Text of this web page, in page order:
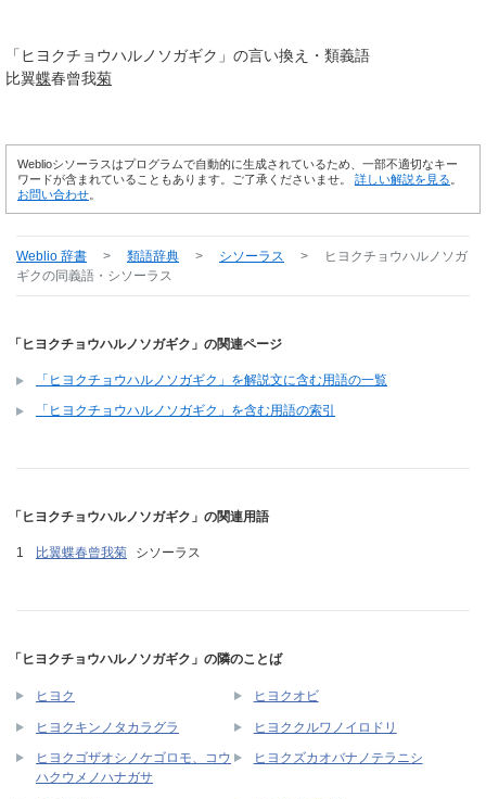
「 ヒヨクチョウハルノソガギク 」の言い換え・類義語
比翼蝶春曾我菊
Weblioシソーラスはプログラムで自動的に生成されているため、一部不適切なキー
ワードが含まれていることもあります。ご了承くださいませ。 詳しい解説を見る
お問い合わせ
Weblio 辞書 > 類語辞典 > シソーラス >
ヒヨクチョウハルノソガ
ギクの同義語・シソーラス
「ヒヨクチョウハルノソガギク」の関連ページ
「ヒヨクチョウハルノソガギク」を解説文に含む用語の一覧
「ヒヨクチョウハルノソガギク」を含む用語の索引
「ヒヨクチョウハルノソガギク」の関連用語
比翼蝶春曾我菊 シソーラス
「ヒヨクチョウハルノソガギク」の隣のことば
ヒヨク ヒヨクオビ
ヒヨクキンノタカラグラ
ヒヨククルワノイロドリ
ヒヨクゴザオシノケゴロモ、コウ
ハクウメノハナガサ
ヒヨクズカオバナノテラニシ